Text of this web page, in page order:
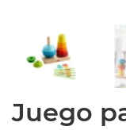
Juego